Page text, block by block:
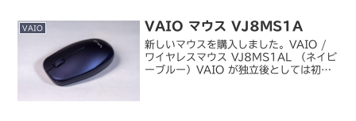
VAIO VAIO マウス VJ8MS1A
新しいマウスを購入しました。VAIO /
ワイヤレスマウス VJ8MS1AL （ネイビ
ーブルー）VAIO が独立後としては初め